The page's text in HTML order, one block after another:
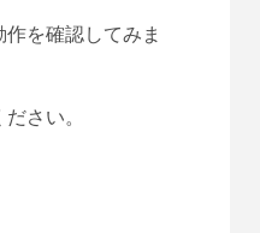
を確認してみま
さい。